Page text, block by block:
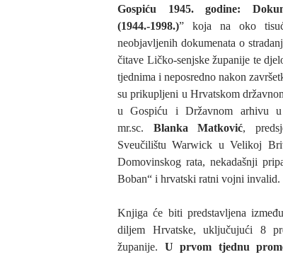
Gospiću 1945. godine:
(1944.-1998.)” koja na oko
neobjavljenih dokumenata o
čitave Ličko-senjske županije te
tjednima i neposredno nakon
su prikupljeni u Hrvatskom
u Gospiću i Državnom arhivu
mr.sc. Blanka Matković,
Sveučilištu Warwick u Velikoj
Domovinskog rata, nekadašnji
Boban“ i hrvatski ratni vojni invalid.
Knjiga će biti predstavljena
diljem Hrvatske, uključujući 8
županije. U prvom tjednu